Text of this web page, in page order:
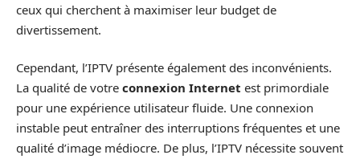
ceux qui cherchent à maximiser leur budget de
divertissement.
Cependant, l’IPTV présente également des inconvénients.
La qualité de votre connexion Internet est primordiale
pour une expérience utilisateur fluide. Une connexion
instable peut entraîner des interruptions fréquentes et une
qualité d’image médiocre. De plus, l’IPTV nécessite souvent